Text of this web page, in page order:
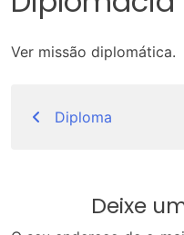
Ver missão diplomática.
de
Diploma
Deixe